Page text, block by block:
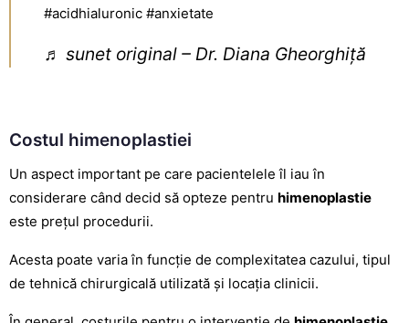
#acidhialuronic #anxietate
♬ sunet original – Dr. Diana Gheorghiță
Costul himenoplastiei
Un aspect important pe care pacientelele îl iau în
considerare când decid să opteze pentru himenoplastie
este prețul procedurii.
Acesta poate varia în funcție de complexitatea cazului, tipul
de tehnică chirurgicală utilizată și locația clinicii.